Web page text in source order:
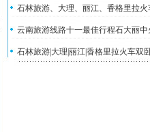
石林旅游、大理、丽江、香格里拉
云南旅游线路十一最佳行程石大丽
石林旅游|大理|丽江|香格里拉火车双